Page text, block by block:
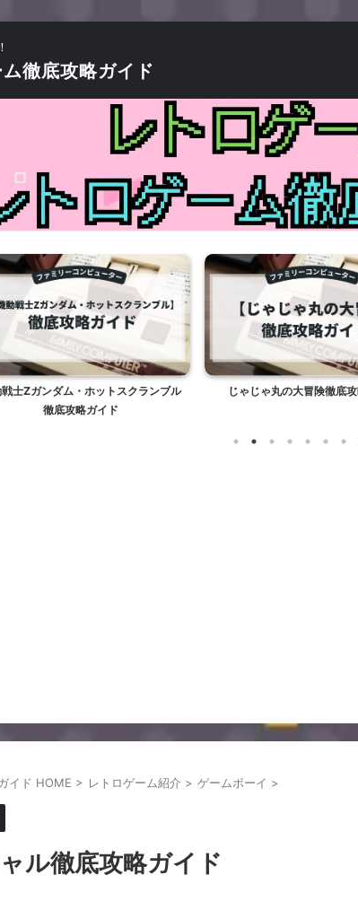
徹底攻略ガイド
士Ζガンダム・ホットスクランブル
徹底攻略ガイド
じゃじゃ丸の大冒険徹底
イド HOME > レトロゲーム紹介 > ゲームボーイ >
ル徹底攻略ガイド